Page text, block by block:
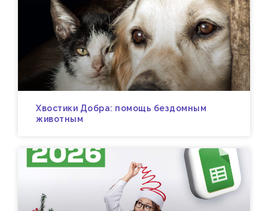
Хвостики Добра: помощь бездомным
животным